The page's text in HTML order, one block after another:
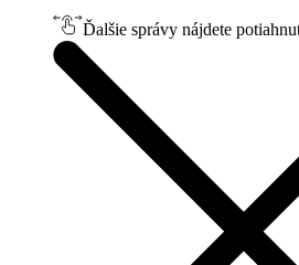
Ďalšie správy nájdete